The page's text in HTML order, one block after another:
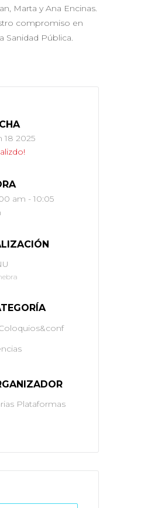
Marta y Ana Encinas.
compromiso en
Sanidad Pública.
18 2025
am - 10:05
Plataformas